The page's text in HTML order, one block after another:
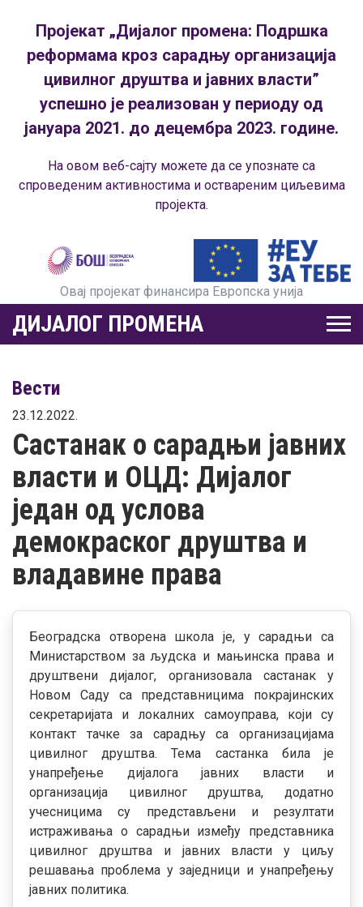
Пројекат „Дијалог промена: Подршка
реформама кроз сарадњу организација
цивилног друштва и јавних власти”
успешно је реализован у периоду од
јануара 2021. до децембра 2023. године.
На овом веб-сајту можете да се упознате са
спроведеним активностима и оствареним циљевима
пројекта.
Овај пројекат финансира Европска унија
ДИЈАЛОГ ПРОМЕНА
Вести
23.12.2022.
Састанак о сарадњи јавних
власти и ОЦД: Дијалог
један од услова
демокраског друштва и
владавине права
Београдска отворeна школа је, у сарадњи са
Министарством за људска и мањинска права и
друштвени дијалог, организовала састанак у
Новом Саду са представницима покрајинских
секретаријата и локалних самоуправа, који су
контакт тачке за сарадњу са организацијама
цивилног друштва. Тема састанка била је
унапређење дијалога јавних власти и
организација цивилног друштва, додатно
учесницима су представљени и резултати
истраживања о сарадњи између представника
цивилног друштва и јавних власти у циљу
решавања проблема у заједници и унапређењу
јавних политика.